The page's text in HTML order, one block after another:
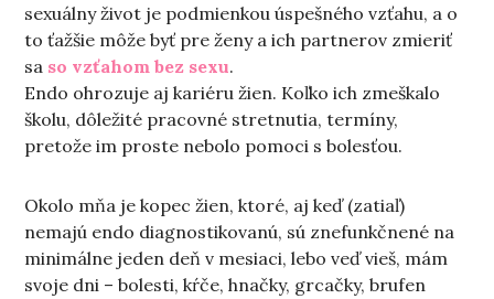
sexuálny život je podmienkou úspešného vzťahu, a o
to ťažšie môže byť pre ženy a ich partnerov zmieriť
sa so vzťahom bez sexu.
Endo ohrozuje aj kariéru žien. Koľko ich zmeškalo
školu, dôležité pracovné stretnutia, termíny,
pretože im proste nebolo pomoci s bolesťou.
Okolo mňa je kopec žien, ktoré, aj keď (zatiaľ)
nemajú endo diagnostikovanú, sú znefunkčnené na
minimálne jeden deň v mesiaci, lebo veď vieš, mám
svoje dni – bolesti, kŕče, hnačky, grcačky, brufen